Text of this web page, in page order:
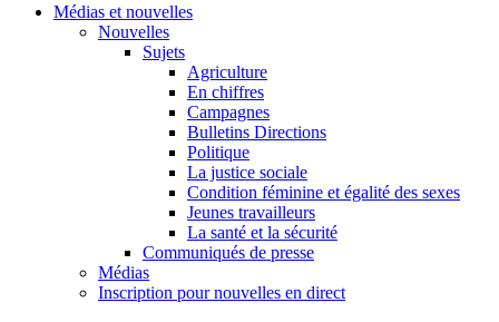
Médias et nouvelles
Nouvelles
Sujets
Agriculture
En chiffres
Campagnes
Bulletins Directions
Politique
La justice sociale
Condition féminine et égalité des sexes
Jeunes travailleurs
La santé et la sécurité
Communiqués de presse
Médias
Inscription pour nouvelles en direct